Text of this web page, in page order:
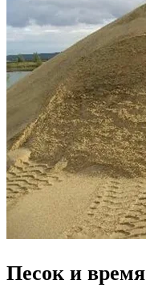
Песок и время